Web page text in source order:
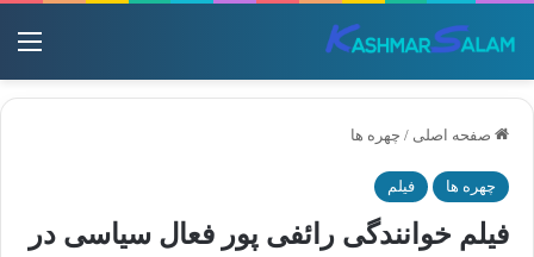
صفحه اصلی / چهره ها
چهره ها فیلم
فیلم خوانندگی رائفی پور فعال سیاسی در